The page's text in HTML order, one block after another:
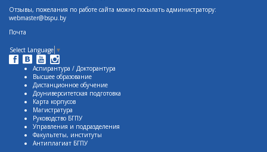
Отзывы, пожелания по работе сайта можно посылать администратору:
webmaster@bspu.by
Почта
Select Language ▼
Аспирантура / Докторантура
Высшее образование
Дистанционное обучение
Доуниверситетская подготовка
Карта корпусов
Магистратура
Руководство БГПУ
Управления и подразделения
Факультеты, институты
Антиплагиат БГПУ